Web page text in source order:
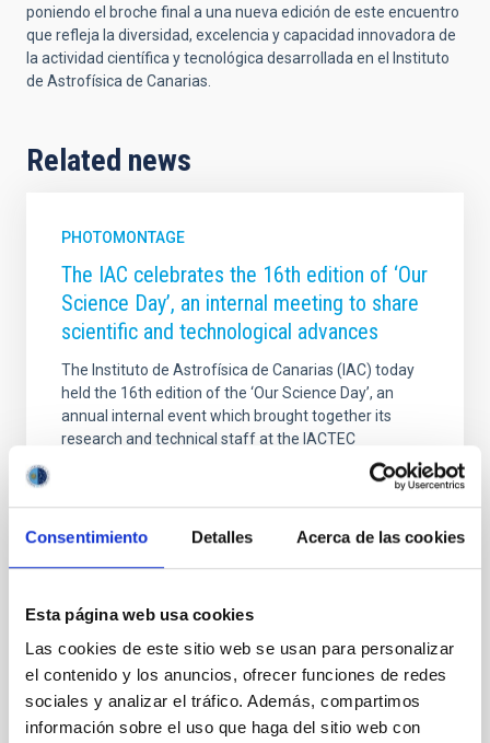
Consentimiento Detalles Acerca de las cookies
Esta página web usa cookies
Las cookies de este sitio web se usan para personalizar
el contenido y los anuncios, ofrecer funciones de redes
sociales y analizar el tráfico. Además, compartimos
información sobre el uso que haga del sitio web con
poniendo el broche final a una nueva edición de este encuentro
que refleja la diversidad, excelencia y capacidad innovadora de
la actividad científica y tecnológica desarrollada en el Instituto
de Astrofísica de Canarias.
Related news
PHOTOMONTAGE
The IAC celebrates the 16th edition of ‘Our
Science Day’, an internal meeting to share
scientific and technological advances
The Instituto de Astrofísica de Canarias (IAC) today
held the 16th edition of the ‘Our Science Day’, an
annual internal event which brought together its
research and technical staff at the IACTEC
established itself as a space for sharing the most
outstanding advances of the past year in the
different areas of work of the centre, promoting
presented an analysis of the centre's situation. The
director
Advertised on